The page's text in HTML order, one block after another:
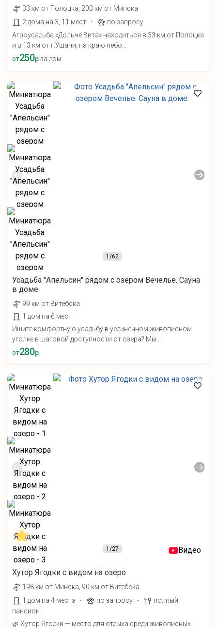
33 км от Полоцка, 200 км от Минска
2 дома на 3, 11 мест
·
по запросу
Агроусадьба «Дольче Вита» находиться в 33 км от Полоцка
и в 13 км от г.Ушачи, на краю небо...
от250р.за дом
1/62
Усадьба "Апельсин" рядом с озером Вечелье. Сауна
в доме
99 км от Витебска
1 дом на 6 мест
Ищите комфортную усадьбу в уединённом живописном
уголке в шаговой доступности от озера? Мы...
от280р.
1/27 Видео
Хутор Ягодки с видом на озеро
198 км от Минска, 90 км от Витебска
1 дом на 4 места
· по запросу ·
полный
пансион
🌿 Хутор Ягодки — место для отдыха среди живописных